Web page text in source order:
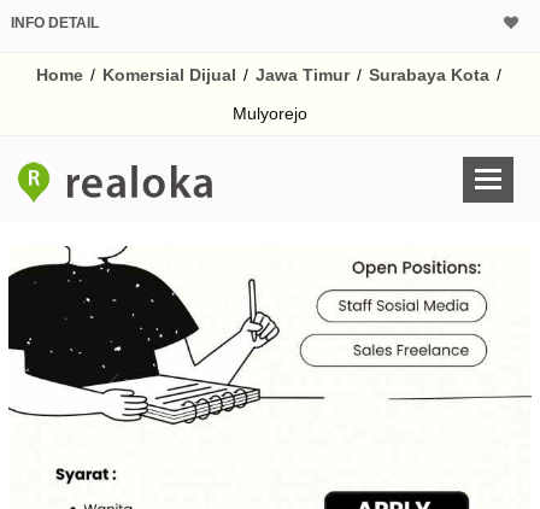
INFO DETAIL
Home / Komersial Dijual / Jawa Timur / Surabaya Kota /
Mulyorejo
Harga Rp
% /th
Untuk hasil simulasi
pada kotak-